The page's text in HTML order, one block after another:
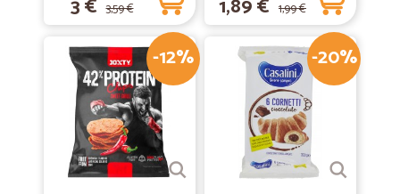
3 € 3,59 € 1,89 € 1,99 €
-12% -20%